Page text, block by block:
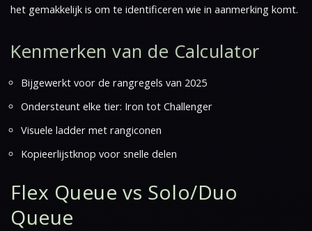
het gemakkelijk is om te identificeren wie in aanmerking komt.
Kenmerken van de Calculator
Bijgewerkt voor de rangregels van 2025
Ondersteunt elke tier: Iron tot Challenger
Visuele ladder met rangiconen
Kopieerlijstknop voor snelle delen
Flex Queue vs Solo/Duo
Queue